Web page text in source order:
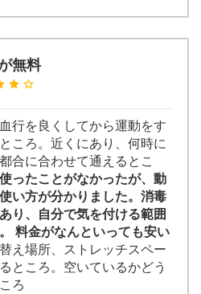
無料
行を良くしてから運動をす
ころ。近くにあり、何時に
合に合わせて通えるとこ
ったことがなかったが、動
い方が分かりました。消毒
り、自分で気を付ける範囲
料金がなんといっても安い
え場所、ストレッチスペー
ところ。空いているかどう
ろ